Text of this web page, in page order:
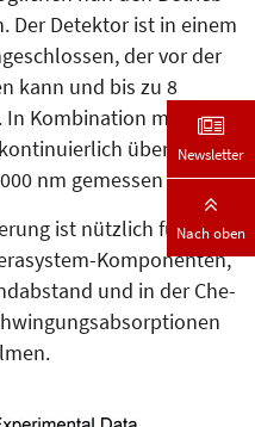
Der Detektor ist in einem
der vor der
kann und bis zu 8
Kombination mit
über einen
nm gemessen werden.
ist nützlich für die
Kom­po­nen­ten,
und in der Che­
Newsletter
Nach oben